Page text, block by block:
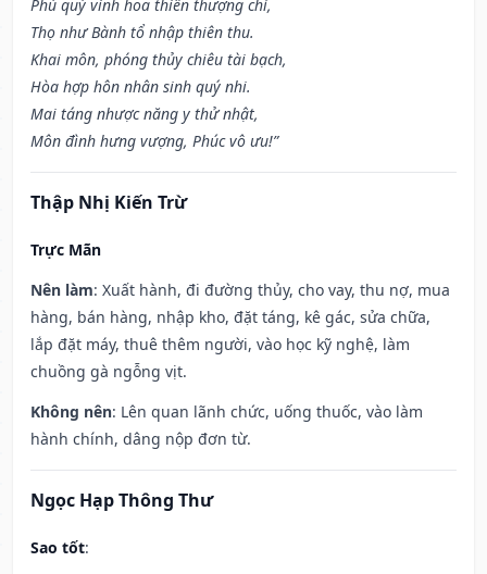
Phú quý vinh hoa thiên thượng chỉ,
Thọ như Bành tổ nhập thiên thu.
Khai môn, phóng thủy chiêu tài bạch,
Hòa hợp hôn nhân sinh quý nhi.
Mai táng nhược năng y thử nhật,
Môn đình hưng vượng, Phúc vô ưu!”
Thập Nhị Kiến Trừ
Trực Mãn
Nên làm: Xuất hành, đi đường thủy, cho vay, thu nợ, mua
hàng, bán hàng, nhập kho, đặt táng, kê gác, sửa chữa,
lắp đặt máy, thuê thêm người, vào học kỹ nghệ, làm
chuồng gà ngỗng vịt.
Không nên: Lên quan lãnh chức, uống thuốc, vào làm
hành chính, dâng nộp đơn từ.
Ngọc Hạp Thông Thư
Sao tốt: